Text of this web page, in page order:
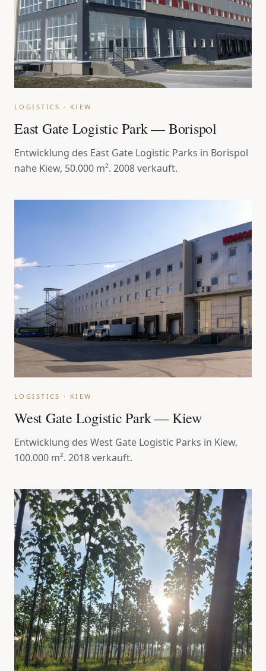
LOGISTICS · KIEW
East Gate Logistic Park — Borispol
Entwicklung des East Gate Logistic Parks in Borispol
nahe Kiew, 50.000 m². 2008 verkauft.
LOGISTICS · KIEW
West Gate Logistic Park — Kiew
Entwicklung des West Gate Logistic Parks in Kiew,
100.000 m². 2018 verkauft.